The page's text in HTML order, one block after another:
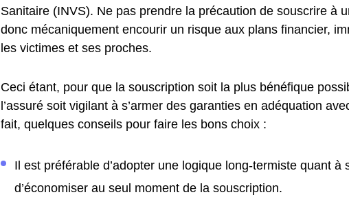
Sanitaire (INVS). Ne pas prendre la précaution de souscrire à
donc mécaniquement encourir un risque aux plans financier,
les victimes et ses proches.
Ceci étant, pour que la souscription soit la plus bénéfique
l’assuré soit vigilant à s’armer des garanties en adéquation
fait, quelques conseils pour faire les bons choix :
Il est préférable d’adopter une logique long-termiste quant à
d’économiser au seul moment de la souscription.